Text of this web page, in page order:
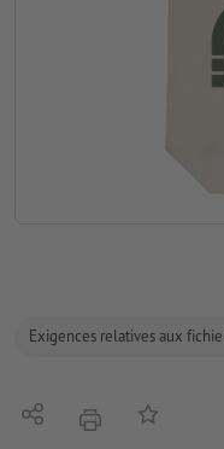
Exigences relatives aux
PartagerimprimerAjouter à